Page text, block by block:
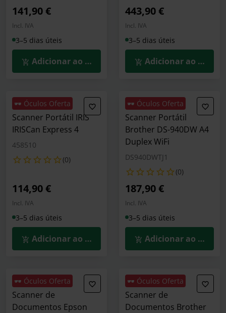
141,90 €
Incl. IVA
3–5 dias úteis
Adicionar ao Carrinho
443,90 €
Incl. IVA
3–5 dias úteis
Adicionar ao
🕶️ Óculos Oferta
Scanner Portátil IRIS
IRISCan Express 4
458510
(0)
114,90 €
Incl. IVA
3–5 dias úteis
Adicionar ao Carrinho
🕶️ Óculos Oferta
Scanner Portátil
Brother DS-940DW A4
Duplex WiFi
DS940DWTJ1
(0)
187,90 €
Incl. IVA
3–5 dias úteis
Adicionar ao
🕶️ Óculos Oferta
Scanner de
Documentos Epson
🕶️ Óculos Oferta
Scanner de
Documentos Brother